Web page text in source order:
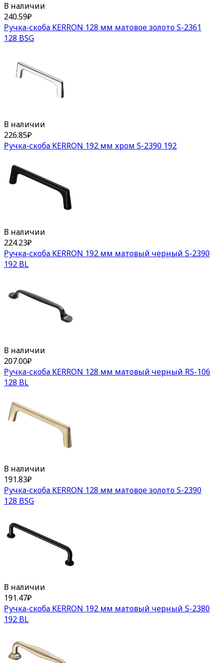
В наличии
240.59₽
Ручка-скоба KERRON 128 мм матовое золото S-2361
128 BSG
В наличии
226.85₽
Ручка-скоба KERRON 192 мм хром S-2390 192
В наличии
224.23₽
Ручка-скоба KERRON 192 мм матовый черный S-2390
192 BL
В наличии
207.00₽
Ручка-скоба KERRON 128 мм матовый черный RS-106
128 BL
В наличии
191.83₽
Ручка-скоба KERRON 128 мм матовое золото S-2390
128 BSG
В наличии
191.47₽
Ручка-скоба KERRON 192 мм матовый черный S-2380
192 BL